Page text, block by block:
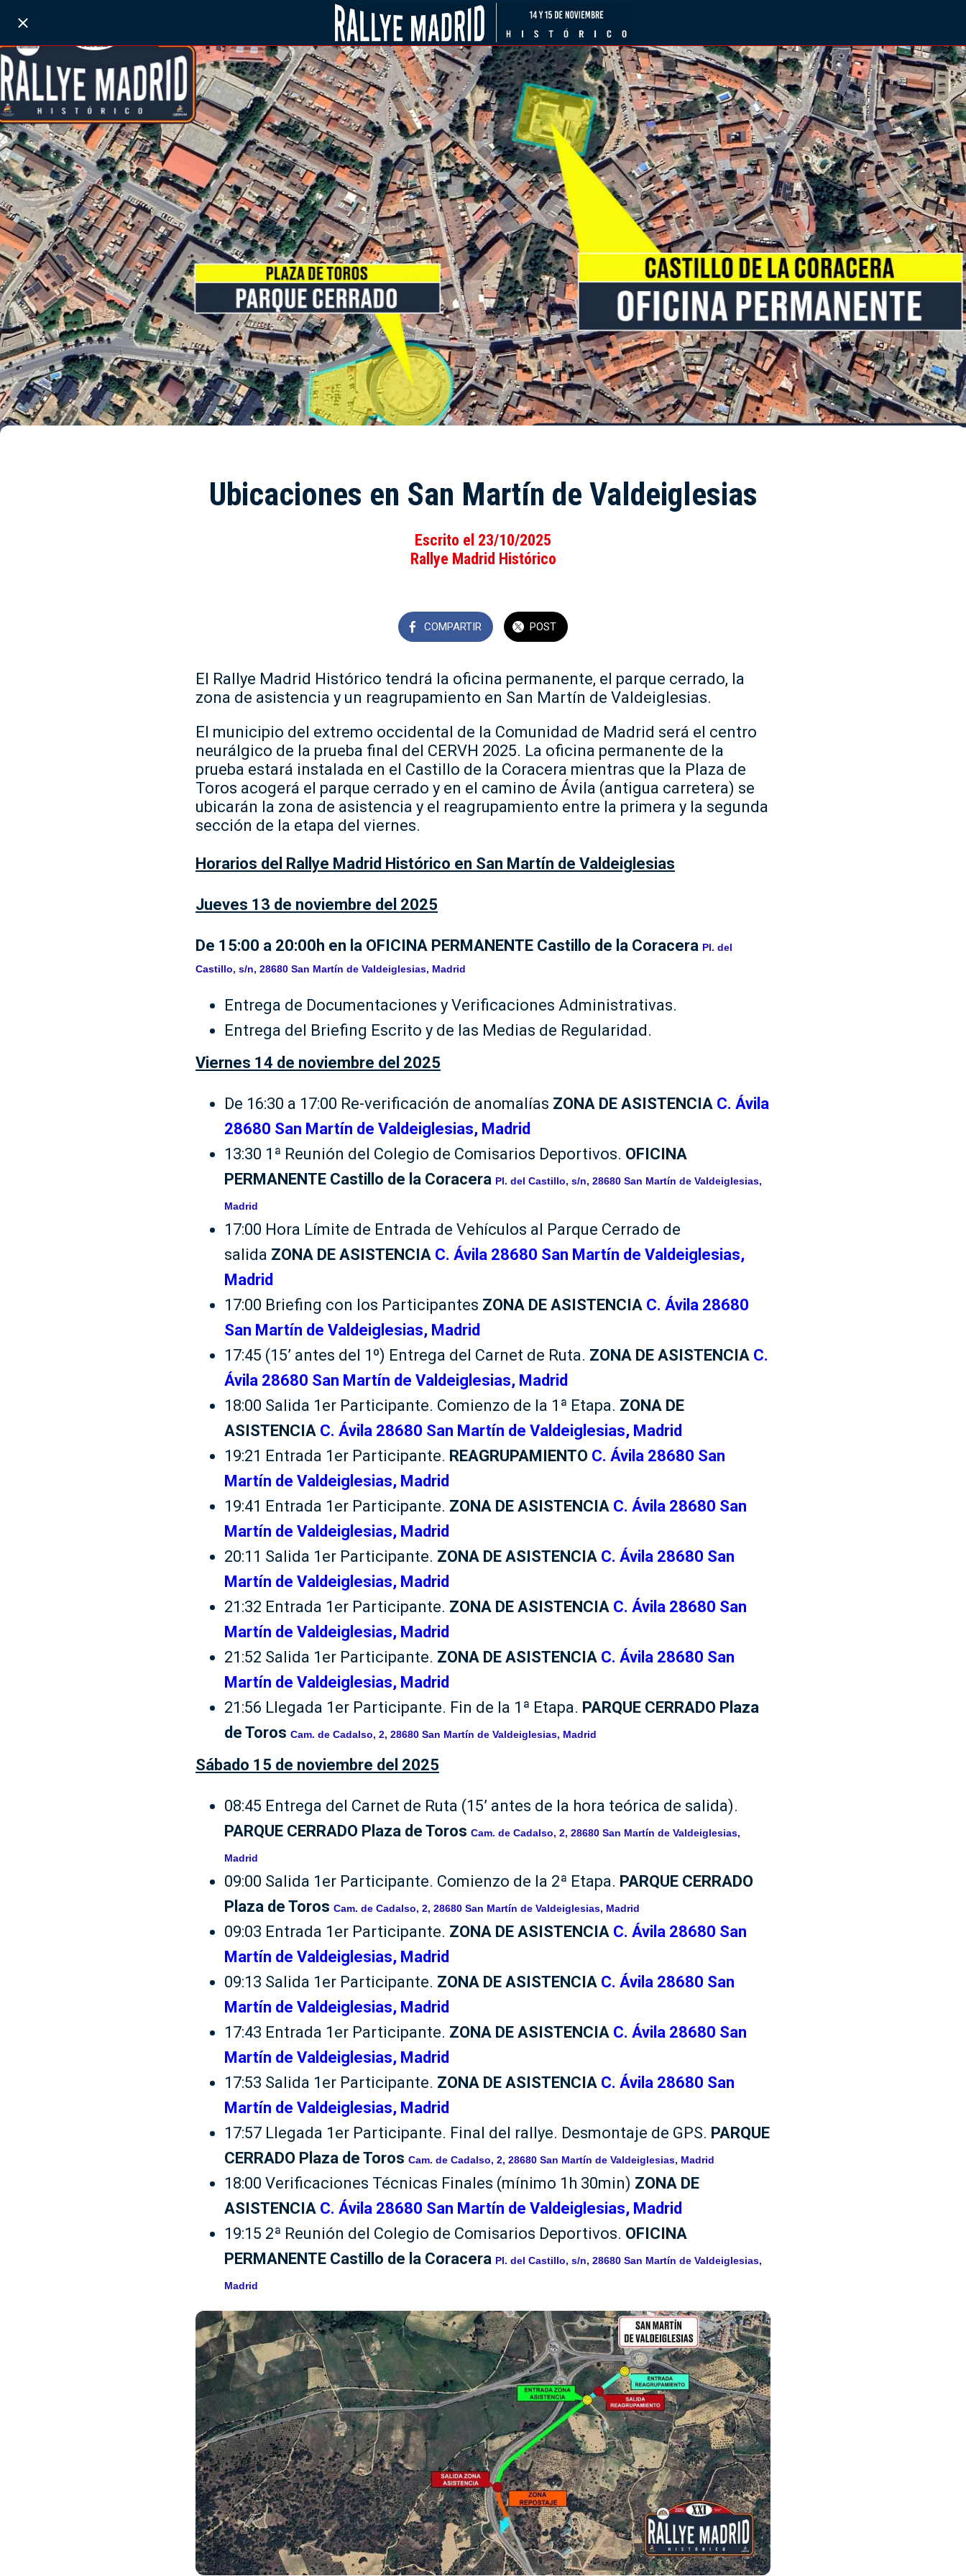
Ubicaciones en San Martín de Valdeiglesias
Escrito el 23/10/2025
Rallye Madrid Histórico
COMPARTIR POST
El Rallye Madrid Histórico tendrá la oficina permanente, el parque cerrado, la
zona de asistencia y un reagrupamiento en San Martín de Valdeiglesias.
El municipio del extremo occidental de la Comunidad de Madrid será el centro
neurálgico de la prueba final del CERVH 2025. La oficina permanente de la
prueba estará instalada en el Castillo de la Coracera mientras que la Plaza de
Toros acogerá el parque cerrado y en el camino de Ávila (antigua carretera) se
ubicarán la zona de asistencia y el reagrupamiento entre la primera y la segunda
sección de la etapa del viernes.
Horarios del Rallye Madrid Histórico en San Martín de Valdeiglesias
Jueves 13 de noviembre del 2025
De 15:00 a 20:00h en la OFICINA PERMANENTE Castillo de la Coracera Pl. del
Castillo, s/n, 28680 San Martín de Valdeiglesias, Madrid
Entrega de Documentaciones y Verificaciones Administrativas.
Entrega del Briefing Escrito y de las Medias de Regularidad.
Viernes 14 de noviembre del 2025
De 16:30 a 17:00 Re-verificación de anomalías ZONA DE ASISTENCIA C. Ávila
28680 San Martín de Valdeiglesias, Madrid
13:30 1ª Reunión del Colegio de Comisarios Deportivos. OFICINA
PERMANENTE Castillo de la Coracera Pl. del Castillo, s/n, 28680 San Martín de Valdeiglesias,
Madrid
17:00 Hora Límite de Entrada de Vehículos al Parque Cerrado de
salida ZONA DE ASISTENCIA C. Ávila 28680 San Martín de Valdeiglesias,
Madrid
17:00 Briefing con los Participantes ZONA DE ASISTENCIA C. Ávila 28680
San Martín de Valdeiglesias, Madrid
17:45 (15’ antes del 1º) Entrega del Carnet de Ruta. ZONA DE ASISTENCIA C.
Ávila 28680 San Martín de Valdeiglesias, Madrid
18:00 Salida 1er Participante. Comienzo de la 1ª Etapa. ZONA DE
ASISTENCIA C. Ávila 28680 San Martín de Valdeiglesias, Madrid
19:21 Entrada 1er Participante. REAGRUPAMIENTO C. Ávila 28680 San
Martín de Valdeiglesias, Madrid
19:41 Entrada 1er Participante. ZONA DE ASISTENCIA C. Ávila 28680 San
Martín de Valdeiglesias, Madrid
20:11 Salida 1er Participante. ZONA DE ASISTENCIA C. Ávila 28680 San
Martín de Valdeiglesias, Madrid
21:32 Entrada 1er Participante. ZONA DE ASISTENCIA C. Ávila 28680 San
Martín de Valdeiglesias, Madrid
21:52 Salida 1er Participante. ZONA DE ASISTENCIA C. Ávila 28680 San
Martín de Valdeiglesias, Madrid
21:56 Llegada 1er Participante. Fin de la 1ª Etapa. PARQUE CERRADO Plaza
de Toros Cam. de Cadalso, 2, 28680 San Martín de Valdeiglesias, Madrid
Sábado 15 de noviembre del 2025
08:45 Entrega del Carnet de Ruta (15’ antes de la hora teórica de salida).
PARQUE CERRADO Plaza de Toros Cam. de Cadalso, 2, 28680 San Martín de Valdeiglesias,
Madrid
09:00 Salida 1er Participante. Comienzo de la 2ª Etapa. PARQUE CERRADO
Plaza de Toros Cam. de Cadalso, 2, 28680 San Martín de Valdeiglesias, Madrid
09:03 Entrada 1er Participante. ZONA DE ASISTENCIA C. Ávila 28680 San
Martín de Valdeiglesias, Madrid
09:13 Salida 1er Participante. ZONA DE ASISTENCIA C. Ávila 28680 San
Martín de Valdeiglesias, Madrid
17:43 Entrada 1er Participante. ZONA DE ASISTENCIA C. Ávila 28680 San
Martín de Valdeiglesias, Madrid
17:53 Salida 1er Participante. ZONA DE ASISTENCIA C. Ávila 28680 San
Martín de Valdeiglesias, Madrid
17:57 Llegada 1er Participante. Final del rallye. Desmontaje de GPS. PARQUE
CERRADO Plaza de Toros Cam. de Cadalso, 2, 28680 San Martín de Valdeiglesias, Madrid
18:00 Verificaciones Técnicas Finales (mínimo 1h 30min) ZONA DE
ASISTENCIA C. Ávila 28680 San Martín de Valdeiglesias, Madrid
19:15 2ª Reunión del Colegio de Comisarios Deportivos. OFICINA
PERMANENTE Castillo de la Coracera Pl. del Castillo, s/n, 28680 San Martín de Valdeiglesias,
Madrid